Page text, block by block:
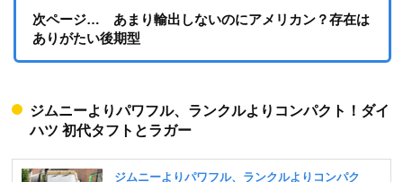
次ページ… あまり輸出しないのにアメリカン？存在は
ありがたい後期型
ジムニーよりパワフル、ランクルよりコンパクト！ダイ
ハツ 初代タフトとラガー